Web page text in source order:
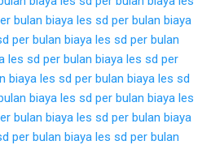
bulan biaya les sd per bulan biaya
per bulan biaya les sd per bulan
les sd per bulan biaya les sd per
biaya les sd per bulan biaya les sd
biaya les sd per bulan biaya les
bulan biaya les sd per bulan biaya
per bulan biaya les sd per bulan